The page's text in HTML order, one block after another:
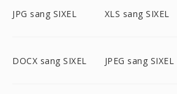
JPG sang SIXEL XLS sang SIXEL
DOCX sang SIXEL JPEG sang SIXEL